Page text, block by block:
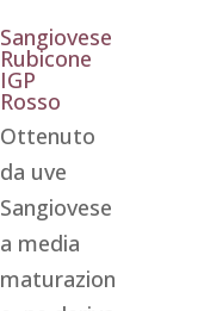
Sangiovese
Rubicone
IGP
Rosso
Ottenuto
da uve
Sangiovese
a media
maturazion